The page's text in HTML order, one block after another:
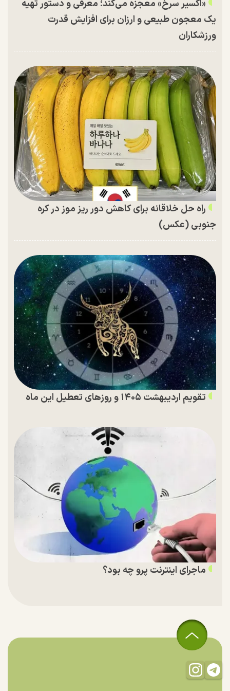
«اکسیر سرخ» معجزه می‌کند؛ معرفی و دستور تهیه
یک معجون طبیعی و ارزان برای افزایش قدرت
ورزشکاران
راه حل خلاقانه برای کاهش دور ریز موز در کره
جنوبی (عکس)
تقویم اردیبهشت ۱۴۰۵ و روز‌های تعطیل این ماه
ماجرای اینترنت پرو چه بود؟